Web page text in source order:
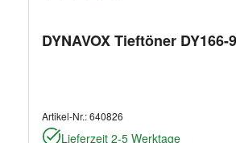
DYNAVOX Tieftöner DY166-
Artikel-Nr.:640826
Lieferzeit 2-5 Werktage